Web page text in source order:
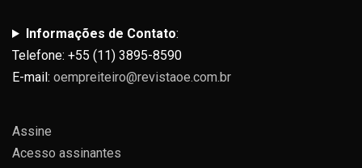
Informações de Contato:
Telefone: +55 (11) 3895-8590
E-mail: oempreiteiro@revistaoe.com.br
Assine
Acesso assinantes